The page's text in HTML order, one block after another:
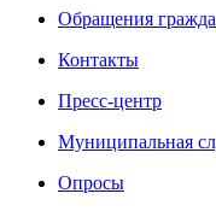
Обращения
Контакты
Пресс-центр
Муниципальная
Опросы